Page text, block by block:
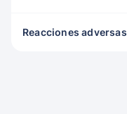
Reacciones adversas